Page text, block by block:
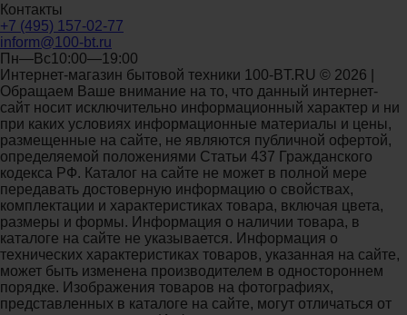
Контакты
+7 (495) 157-02-77
inform@100-bt.ru
Пн—Вс10:00—19:00
Интернет-магазин бытовой техники 100-BT.RU © 2026 |
Обращаем Ваше внимание на то, что данный интернет-
сайт носит исключительно информационный характер и ни
при каких условиях информационные материалы и цены,
размещенные на сайте, не являются публичной офертой,
определяемой положениями Статьи 437 Гражданского
кодекса РФ. Каталог на сайте не может в полной мере
передавать достоверную информацию о свойствах,
комплектации и характеристиках товара, включая цвета,
размеры и формы. Информация о наличии товара, в
каталоге на сайте не указывается. Информация о
технических характеристиках товаров, указанная на сайте,
может быть изменена производителем в одностороннем
порядке. Изображения товаров на фотографиях,
представленных в каталоге на сайте, могут отличаться от